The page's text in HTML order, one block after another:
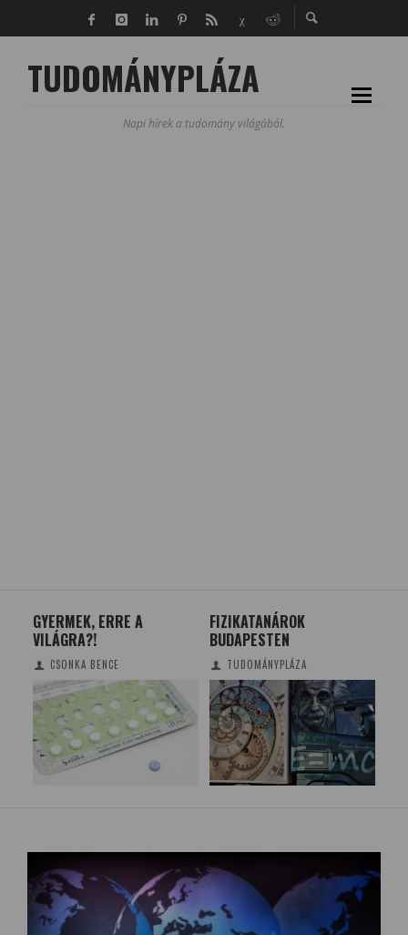
TUDOMÁNYPLÁZA
Napi hírek a tudomány világából.
GYERMEK, ERRE A
VILÁGRA?!
CSONKA BENCE
FIZIKATANÁROK
BUDAPESTEN
TUDOMÁNYPLÁZA